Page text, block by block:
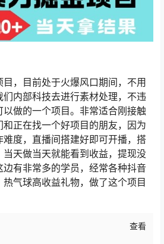
，目前处于火爆风口期间，不用
内部科技去进行素材处理，不违
做的一个项目。非常适合刚接触
正在找一个好项目的朋友，因为
度，直播间搭建好即可开播，搭
天做当天就能看到收益，提现没
有非常多的学员，经常各种抖音
气球高收益礼物，做了这个项目
查看